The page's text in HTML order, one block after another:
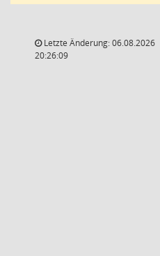
Letzte Änderung: 06.08.2026
20:26:09